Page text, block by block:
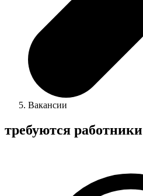
Вакансии
требуются работники